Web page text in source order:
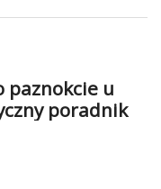
paznokcie u
poradnik